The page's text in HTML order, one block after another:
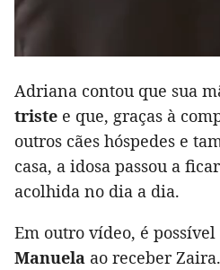
Adriana contou que sua
triste e que, graças à
outros cães hóspedes e
casa, a idosa passou a
acolhida no dia a dia.
Em outro vídeo, é
Manuela ao receber